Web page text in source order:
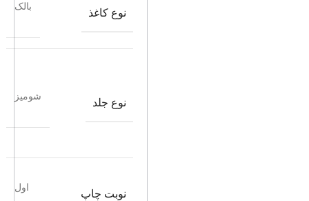
نوع کاغذ
بالک
نوع جلد
شومیز
نوبت چاپ
اول